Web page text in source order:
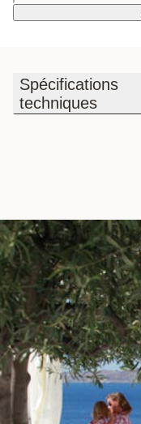
Spécifications
techniques